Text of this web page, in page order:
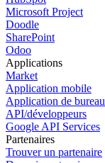
Microsoft Project
Doodle
SharePoint
Odoo
Applications
Market
Application mobile
Application de bureau
API/développeurs
Google API Services
Partenaires
Trouver un partenaire